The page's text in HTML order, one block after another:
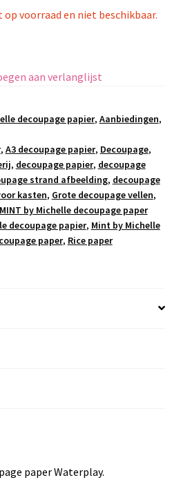
voorraad en niet beschikbaar.
aan verlanglijst
decoupage papier, Aanbiedingen,
, A3 decoupage papier, Decoupage,
, decoupage papier, decoupage
strand afbeelding, decoupage
kasten, Grote decoupage vellen,
MINT by Michelle decoupage paper
decoupage papier, Mint by Michelle
paper, Rice paper
paper Waterplay.